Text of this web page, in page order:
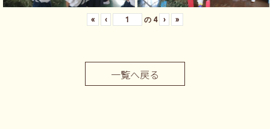
« ‹ の 4 › »
一覧へ戻る